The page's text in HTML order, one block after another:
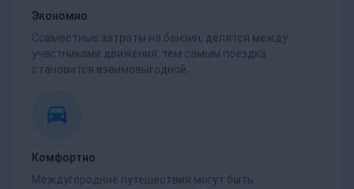
Экономно
Совместные затраты на бензин, делятся между
участниками движения, тем самым поездка
становится взаимовыгодной.
Комфортно
Междугородние путешествия могут быть